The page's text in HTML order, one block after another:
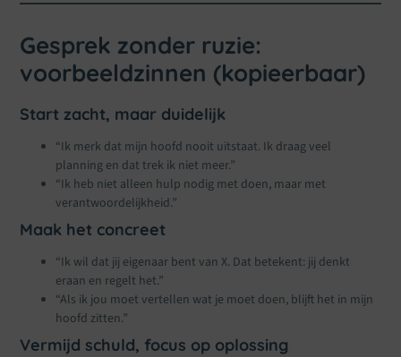
Gesprek zonder ruzie:
voorbeeldzinnen (kopieerbaar)
Start zacht, maar duidelijk
“Ik merk dat mijn hoofd nooit uitstaat. Ik draag veel
planning en dat trek ik niet meer.”
“Ik heb niet alleen hulp nodig met doen, maar met
verantwoordelijkheid.”
Maak het concreet
“Ik wil dat jij eigenaar bent van X. Dat betekent: jij denkt
eraan en regelt het.”
“Als ik jou moet vertellen wat je moet doen, blijft het in mijn
hoofd zitten.”
Vermijd schuld, focus op oplossing